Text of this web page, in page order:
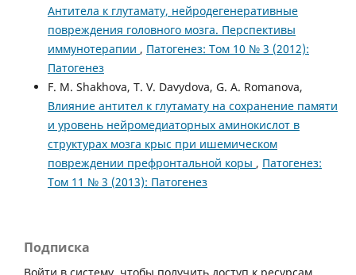
Антитела к глутамату, нейродегенеративные
повреждения головного мозга. Перспективы
иммунотерапии , Патогенез: Том 10 № 3 (2012):
Патогенез
F. M. Shakhova, T. V. Davydova, G. A. Romanova,
Влияние антител к глутамату на сохранение памяти
и уровень нейромедиаторных аминокислот в
структурах мозга крыс при ишемическом
повреждении префронтальной коры , Патогенез:
Том 11 № 3 (2013): Патогенез
Подписка
Войти в систему, чтобы получить доступ к ресурсам